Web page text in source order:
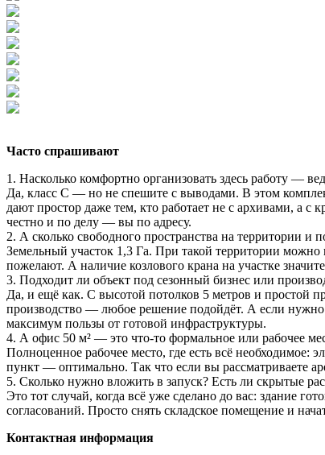
Часто спрашивают
1. Насколько комфортно организовать здесь работу —
Да, класс C — но не спешите с выводами. В этом
дают простор даже тем, кто работает не с архивами, а
честно и по делу — вы по адресу.
2. А сколько свободного пространства на территории и
Земельный участок 1,3 Га. При такой территории можно
пожелают. А наличие козлового крана на участке
3. Подходит ли объект под сезонный бизнес или
Да, и ещё как. С высотой потолков 5 метров и простой
производство — любое решение подойдёт. А если нужно
максимум пользы от готовой инфраструктуры.
4. А офис 50 м² — это что-то формальное или рабочее
Полноценное рабочее место, где есть всё необходимое:
пункт — оптимально. Так что если вы рассматриваете
5. Сколько нужно вложить в запуск? Есть ли скрытые
Это тот случай, когда всё уже сделано до вас: здание
согласований. Просто снять складское помещение и
Контактная информация